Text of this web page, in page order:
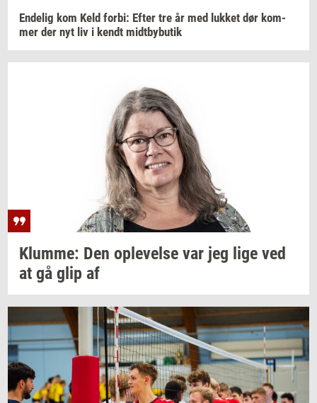
En­de­lig kom Keld forbi: Efter tre år med luk­ket dør kom­
mer der nyt liv i kendt midt­by­bu­tik
Klum­me: Den op­le­vel­se var jeg lige ved
at gå glip af